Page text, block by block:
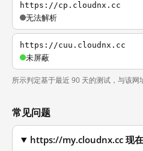
https://cp.cloudnx.cc
无法解析
https://cuu.cloudnx.cc
未屏蔽
所示判定基于最近 90 天的测试，与该网
常见问题
https://my.cloudnx.cc 现在